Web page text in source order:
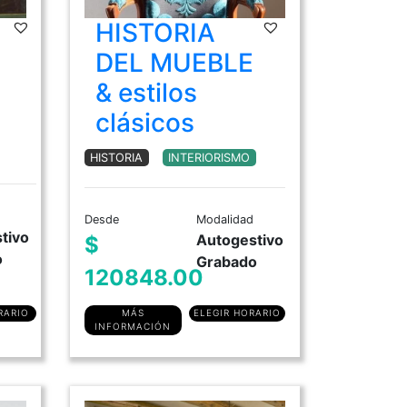
DIPLOMATURA en Historia del Arte
Moda Histórica Argentina
Historia del Mueble & Estilos Clásicos
Historia del Mueble Moderno y
HISTORIA
DEL MUEBLE
& estilos
clásicos
HISTORIA INTERIORISMO
Desde
$
120848.00
Modalidad
Autogestivo
Grabado
MÁS
INFORMACIÓN
ELEGIR HORARIO